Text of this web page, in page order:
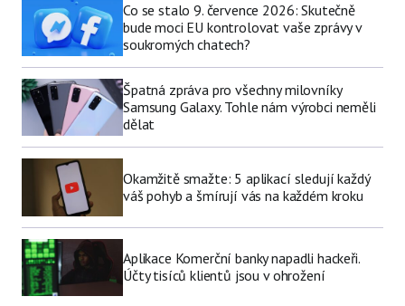
Co se stalo 9. července 2026: Skutečně
bude moci EU kontrolovat vaše zprávy v
soukromých chatech?
Špatná zpráva pro všechny milovníky
Samsung Galaxy. Tohle nám výrobci neměli
dělat
Okamžitě smažte: 5 aplikací sledují každý
váš pohyb a šmírují vás na každém kroku
Aplikace Komerční banky napadli hackeři.
Účty tisíců klientů jsou v ohrožení